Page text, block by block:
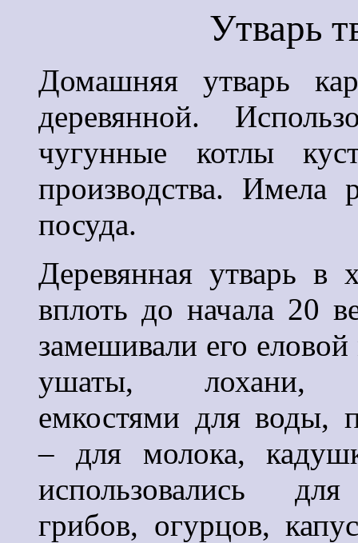
Утварь
Домашняя утварь
деревянной.
чугунные котлы
производства. Имела
посуда.
Деревянная утварь в
вплоть до начала 20
замешивали его
ушаты, лохани,
емкостями для воды,
– для молока,
использовались
грибов, огурцов,